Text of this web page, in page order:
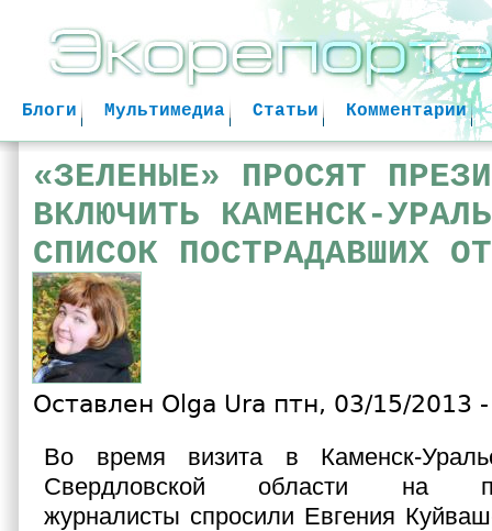
Комментарии
Статьи
Мультимедиа
Блоги
«ЗЕЛЕНЫЕ» ПРОСЯТ
ВКЛЮЧИТЬ КАМЕНСК-
СПИСОК ПОСТРАДАВШИХ
Оставлен Olga Ura птн, 03/15/2013
Во время визита в Каменск-
Свердловской области на
журналисты спросили Евгения